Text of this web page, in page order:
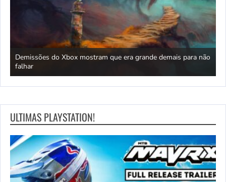
Demissões do Xbox mostram que era grande demais para não
falhar
ULTIMAS PLAYSTATION!